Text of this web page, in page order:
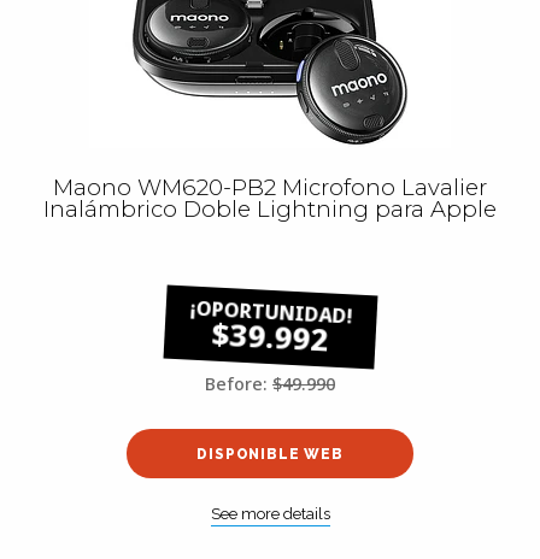
Maono WM620-PB2 Microfono Lavalier
Inalámbrico Doble Lightning para Apple
$39.992
Before: $49.990
DISPONIBLE WEB
See more details